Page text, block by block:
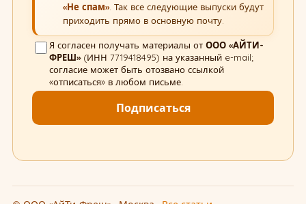
«Не спам». Так все следующие выпуски будут
приходить прямо в основную почту.
Я согласен получать материалы от ООО «АЙТИ-
ФРЕШ»(ИНН 7719418495) на указанный e-mail;
согласие может быть отозвано ссылкой
«отписаться» в любом письме.
Подписаться